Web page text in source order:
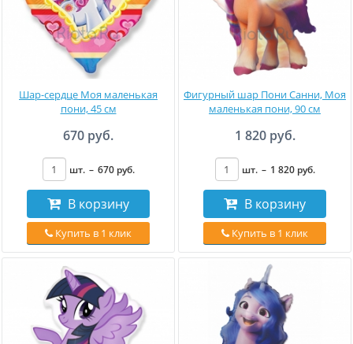
Шар-сердце Моя маленькая
пони, 45 см
670 руб.
шт. – 670 руб.
В корзину
Купить в 1 клик
Фигурный шар Пони Санни, Моя
маленькая пони, 90 см
1 820 руб.
шт. – 1 820 руб.
В корзину
Купить в 1 клик